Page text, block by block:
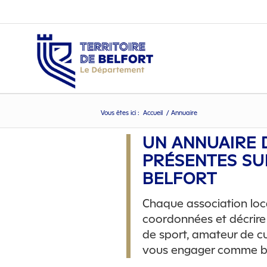
Vous êtes ici : Accueil / Annuaire
UN ANNUAIRE
PRÉSENTES
BELFORT
Chaque association
coordonnées et
de sport, amateur de
vous engager comme